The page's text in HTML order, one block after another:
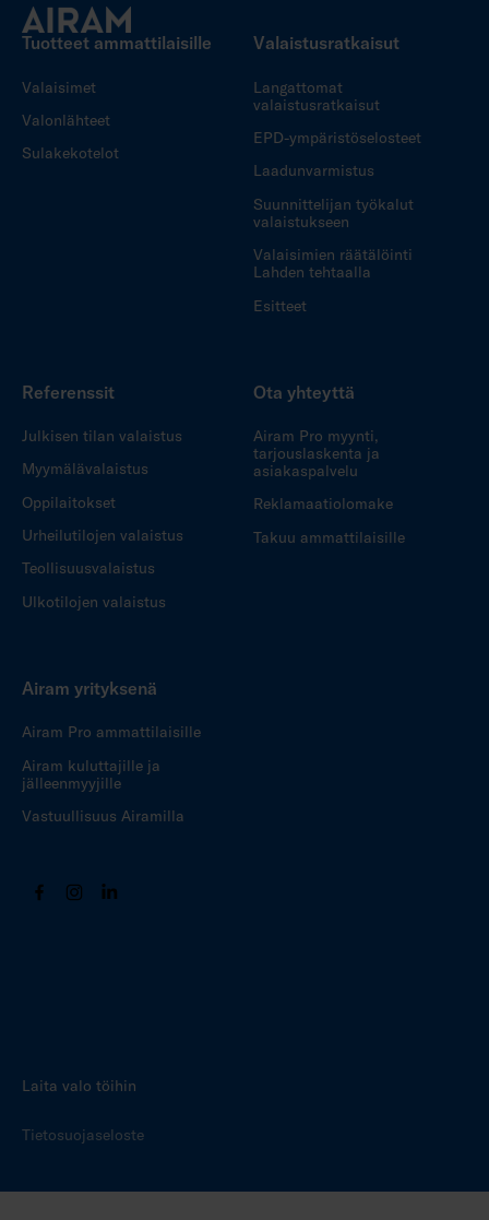
Tuotteet ammattilaisille
Valaisimet
Valonlähteet
Sulakekotelot
Valaistusratkaisut
Langattomat
valaistusratkaisut
EPD-ympäristöselosteet
Laadunvarmistus
Suunnittelijan työkalut
valaistukseen
Valaisimien räätälöinti
Lahden tehtaalla
Esitteet
Referenssit
Julkisen tilan valaistus
Myymälävalaistus
Oppilaitokset
Urheilutilojen valaistus
Teollisuusvalaistus
Ulkotilojen valaistus
Ota yhteyttä
Airam Pro myynti,
tarjouslaskenta ja
asiakaspalvelu
Reklamaatiolomake
Takuu ammattilaisille
Airam yrityksenä
Airam Pro ammattilaisille
Airam kuluttajille ja
jälleenmyyjille
Vastuullisuus Airamilla
Laita valo töihin
Tietosuojaseloste